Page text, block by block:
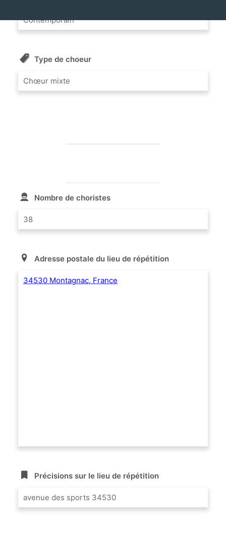
Contemporain
Type de choeur
Chœur mixte
Nombre de choristes
38
Adresse postale du lieu de répétition
34530 Montagnac, France
Précisions sur le lieu de répétition
avenue des sports 34530